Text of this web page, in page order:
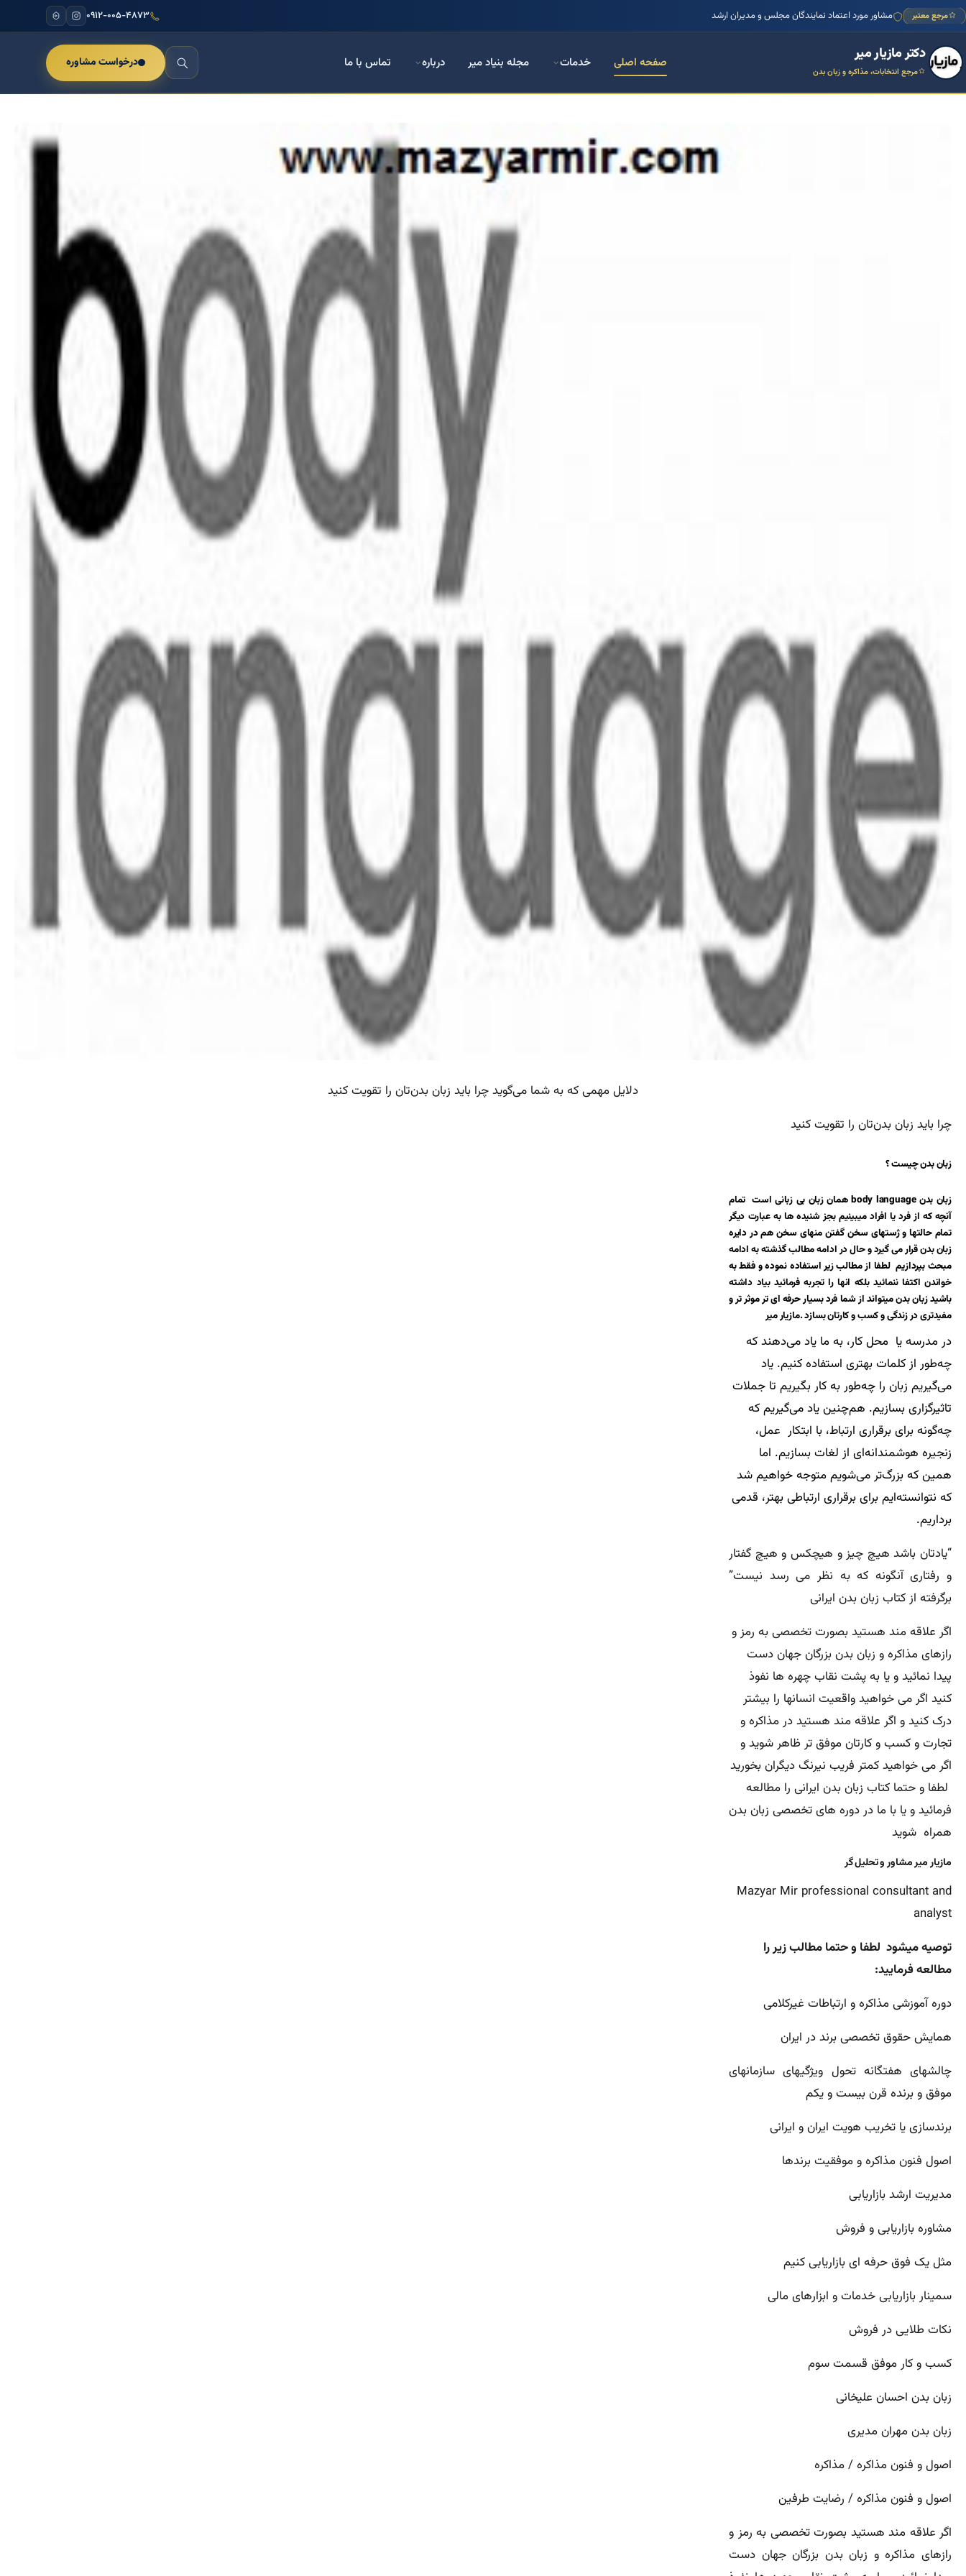
مرجع معتبر مشاور مورد اعتماد نمایندگان مجلس و مدیران ارشد ۰۹۱۲-۰۰۵-۴۸۷۳
دکتر مازیار میر
مرجع انتخابات، مذاکره و زبان بدن
صفحه اصلی خدمات مجله بنیاد میر درباره تماس با ما درخواست مشاوره
دلایل مهمی که به شما می‌گوید چرا باید زبان بدن‌تان را تقویت کنید
چرا باید زبان بدن‌تان را تقویت کنید
زبان بدن چیست ؟
زبان بدن body language همان زبان بی زبانی است تمام
آنچه که از فرد یا افراد میبینیم بجز شنیده ها به عبارت دیگر
تمام حالتها و ژستهای سخن گفتن منهای سخن هم در دایره
زبان بدن قرار می گیرد و حال در ادامه مطالب گذشته به ادامه
مبحث بپردازیم لطفا از مطالبزیر استفاده نموده و فقط به
خواندن اکتفا ننمائید بلکه انها را تجربه فرمائید بیاد داشته
باشید زبان بدن میتواند از شما فرد بسیار حرفه ای تر موثر تر و
مفیدتری در زندگی و کسب و کارتان بسازد .مازیار میر
در مدرسه یا محل کار، به ما یاد می‌دهند که
چه‌طور از کلمات بهتری استفاده کنیم. یاد
می‌گیریم زبان را چه‌طور به کار بگیریم تا جملات
تاثیرگزاری بسازیم. هم‌چنین یاد می‌گیریم که
چه‌گونه برای برقراری ارتباط، با ابتکار عمل،
زنجیره هوشمندانه‌ای از لغات بسازیم. اما
همین که بزرگ‌تر می‌شویم متوجه خواهیم شد
که نتوانسته‌ایم برای برقراری ارتباطی بهتر، قدمی
برداریم.
“یادتان باشد هیچ چیز و هیچکس و هیچ گفتار
و رفتاری آنگونه که به نظر می رسد نیست”
برگرفته از کتاب زبان بدن ایرانی
اگر علاقه مند هستید بصورت تخصصی به رمز و
رازهای مذاکره و زبان بدن بزرگان جهان دست
پیدا نمائید و یا به پشت نقاب چهره ها نفوذ
کنید اگر می خواهید واقعیت انسانها را بیشتر
درک کنید و اگر علاقه مند هستید در مذاکره و
تجارت و کسب و کارتان موفق تر ظاهر شوید و
اگر می خواهید کمتر فریب نیرنگ دیگران بخورید
لطفا و حتما کتاب زبان بدن ایرانی را مطالعه
فرمائید و یا با ما در دوره های تخصصی زبان بدن
همراه شوید
مازیار میر مشاور و تحلیل گر
Mazyar Mir professional consultant and
analyst
توصیه میشود لطفا و حتما مطالب زیر را
مطالعه فرمایید:
دوره آموزشی مذاکره و ارتباطات غیرکلامی
همایش حقوق تخصصی برند در ایران
چالشهای هفتگانه تحول ویژگیهای سازمانهای
موفق و برنده قرن بیست و یکم
برندسازی یا تخریب هویت ایران و ایرانی
اصول فنون مذاکره و موفقیت برندها
مدیریت ارشد بازاریابی
مشاوره بازاریابی و فروش
مثل یک فوق حرفه ای بازاریابی کنیم
سمینار بازاریابی خدمات و ابزارهای مالی
نکات طلایی در فروش
کسب و کار موفق قسمت سوم
زبان بدن احسان علیخانی
زبان بدن مهران مدیری
اصول و فنون مذاکره / مذاکره
اصول و فنون مذاکره / رضایت طرفین
اگر علاقه مند هستید بصورت تخصصی به رمز و
رازهای مذاکره و زبان بدن بزرگان جهان دست